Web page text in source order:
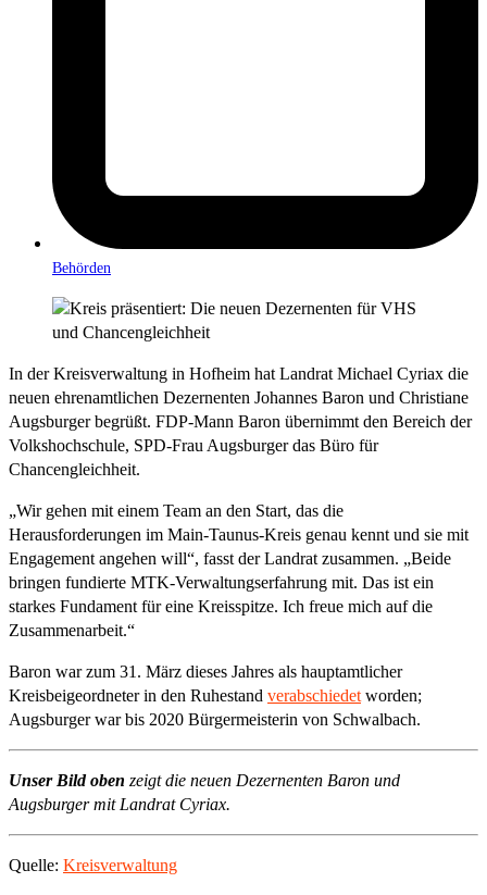
Behörden
In der Kreisverwaltung in Hofheim hat Landrat Michael Cyriax die
neuen ehrenamtlichen Dezernenten Johannes Baron und Christiane
Augsburger begrüßt. FDP-Mann Baron übernimmt den Bereich der
Volkshochschule, SPD-Frau Augsburger das Büro für
Chancengleichheit.
„Wir gehen mit einem Team an den Start, das die
Herausforderungen im Main-Taunus-Kreis genau kennt und sie mit
Engagement angehen will“, fasst der Landrat zusammen. „Beide
bringen fundierte MTK-Verwaltungserfahrung mit. Das ist ein
starkes Fundament für eine Kreisspitze. Ich freue mich auf die
Zusammenarbeit.“
Baron war zum 31. März dieses Jahres als hauptamtlicher
Kreisbeigeordneter in den Ruhestand verabschiedet worden;
Augsburger war bis 2020 Bürgermeisterin von Schwalbach.
Unser Bild oben zeigt die neuen Dezernenten Baron und
Augsburger mit Landrat Cyriax.
Quelle: Kreisverwaltung